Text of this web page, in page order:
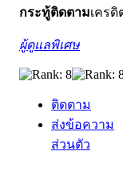
กระทู้ติดตามเครดิ
ผู้ดูแลพิเศษ
ติดตาม
ส่งข้อความ
ส่วนตัว